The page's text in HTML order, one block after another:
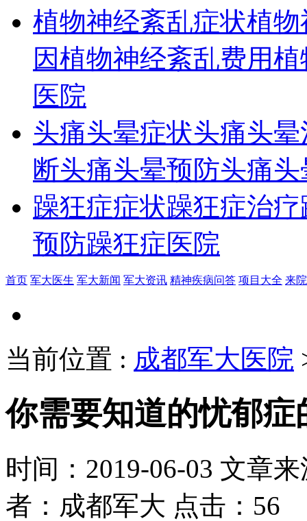
植物神经紊乱症状植物
因植物神经紊乱费用植
医院
头痛头晕症状头痛头
断头痛头晕预防头痛
躁狂症症状躁狂症治疗
预防躁狂症医院
首页 军大医生 军大新闻 军大资讯 精神疾病问答 项目大全 来
当前位置 : 成都军大医院
你需要知道的忧郁症
时间：2019-06-03 文章
者：成都军大 点击：56